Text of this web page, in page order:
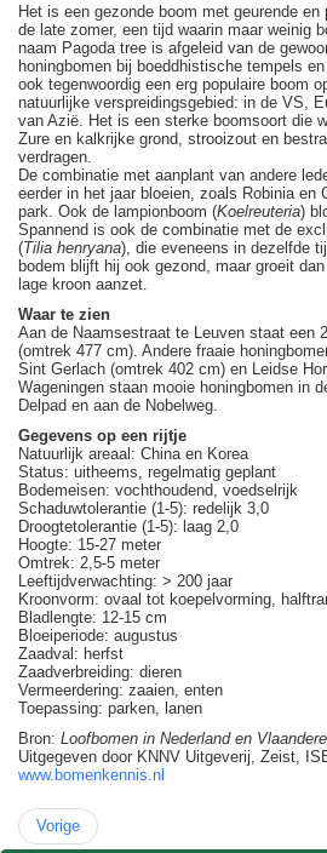
Het is een gezonde boom met geurende
de late zomer, een tijd waarin maar weinig
naam Pagoda tree is afgeleid van de
honingbomen bij boeddhistische tempels
ook tegenwoordig een erg populaire boom
natuurlijke verspreidingsgebied: in de VS,
van Azië. Het is een sterke boomsoort die
Zure en kalkrijke grond, strooizout en
verdragen.
De combinatie met aanplant van andere
eerder in het jaar bloeien, zoals Robinia en
park. Ook de lampionboom (Koelreuteria)
Spannend is ook de combinatie met de
(Tilia henryana), die eveneens in dezelfde
bodem blijft hij ook gezond, maar groeit
lage kroon aanzet.
Waar te zien
Aan de Naamsestraat te Leuven staat een
(omtrek 477 cm). Andere fraaie
Sint Gerlach (omtrek 402 cm) en Leidse
Wageningen staan mooie honingbomen in
Delpad en aan de Nobelweg.
Gegevens op een rijtje
Natuurlijk areaal: China en Korea
Status: uitheems, regelmatig geplant
Bodemeisen: vochthoudend, voedselrijk
Schaduwtolerantie (1-5): redelijk 3,0
Droogtetolerantie (1-5): laag 2,0
Hoogte: 15-27 meter
Omtrek: 2,5-5 meter
Leeftijdverwachting: > 200 jaar
Kroonvorm: ovaal tot koepelvorming,
Bladlengte: 12-15 cm
Bloeiperiode: augustus
Zaadval: herfst
Zaadverbreiding: dieren
Vermeerdering: zaaien, enten
Toepassing: parken, lanen
Bron: Loofbomen in Nederland en
Uitgegeven door KNNV Uitgeverij, Zeist,
www.bomenkennis.nl
Vorige